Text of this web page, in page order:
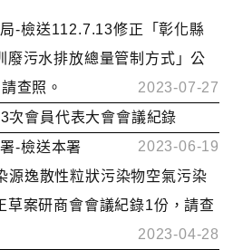
-檢送112.7.13修正「彰化縣
廢污水排放總量管制方式」公
查照。
2023-07-27
次會員代表大會會議紀錄
2023-06-19
-檢送本署
源逸散性粒狀污染物空氣污染
草案研商會會議紀錄1份，請查
2023-04-28